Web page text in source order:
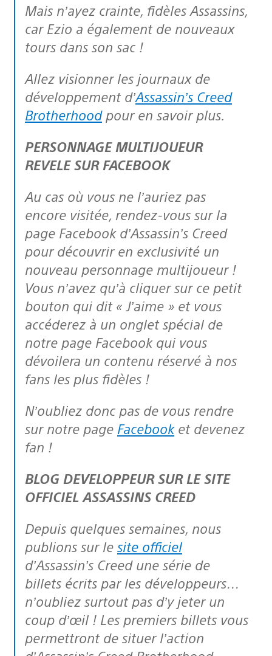
Mais n’ayez crainte, fidèles Assassins,
car Ezio a également de nouveaux
tours dans son sac !
Allez visionner les journaux de
développement d’Assassin’s Creed
Brotherhoodpour en savoir plus.
PERSONNAGE MULTIJOUEUR
REVELE SUR FACEBOOK
Au cas où vous ne l’auriez pas
encore visitée, rendez-vous sur la
page Facebook d’Assassin’s Creed
pour découvrir en exclusivité un
nouveau personnage multijoueur !
Vous n’avez qu’à cliquer sur ce petit
bouton qui dit « J’aime » et vous
accéderez à un onglet spécial de
notre page Facebook qui vous
dévoilera un contenu réservé à nos
fans les plus fidèles !
N’oubliez donc pas de vous rendre
sur notre page Facebooket devenez
fan !
BLOG DEVELOPPEUR SUR LE SITE
OFFICIEL ASSASSINS CREED
Depuis quelques semaines, nous
publions sur le site officiel
d’Assassin’s Creed une série de
billets écrits par les développeurs…
n’oubliez surtout pas d’y jeter un
coup d’œil ! Les premiers billets vous
permettront de situer l’action